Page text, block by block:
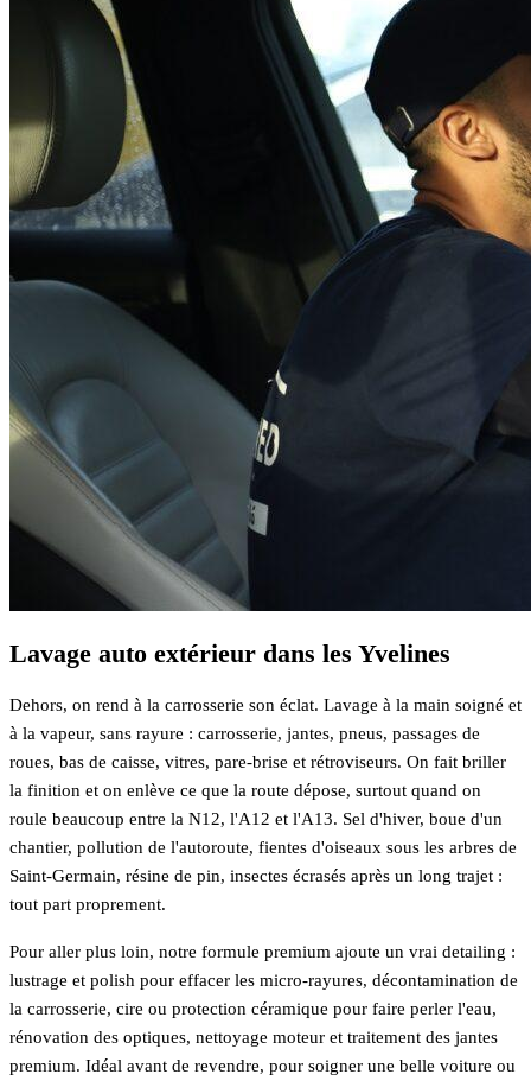
Lavage auto extérieur dans les Yvelines
Dehors, on rend à la carrosserie son éclat. Lavage à la main soigné et
à la vapeur, sans rayure : carrosserie, jantes, pneus, passages de
roues, bas de caisse, vitres, pare-brise et rétroviseurs. On fait briller
la finition et on enlève ce que la route dépose, surtout quand on
roule beaucoup entre la N12, l'A12 et l'A13. Sel d'hiver, boue d'un
chantier, pollution de l'autoroute, fientes d'oiseaux sous les arbres de
Saint-Germain, résine de pin, insectes écrasés après un long trajet :
tout part proprement.
Pour aller plus loin, notre formule premium ajoute un vrai detailing :
lustrage et polish pour effacer les micro-rayures, décontamination de
la carrosserie, cire ou protection céramique pour faire perler l'eau,
rénovation des optiques, nettoyage moteur et traitement des jantes
premium. Idéal avant de revendre, pour soigner une belle voiture ou